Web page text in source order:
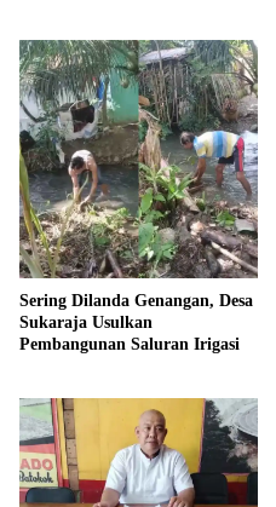
Sering Dilanda Genangan, Desa
Sukaraja Usulkan
Pembangunan Saluran Irigasi